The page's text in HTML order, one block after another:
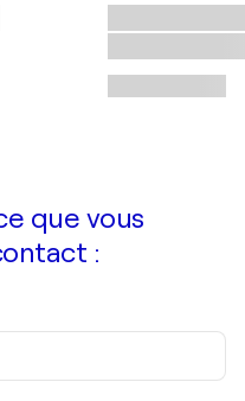
que vous
: